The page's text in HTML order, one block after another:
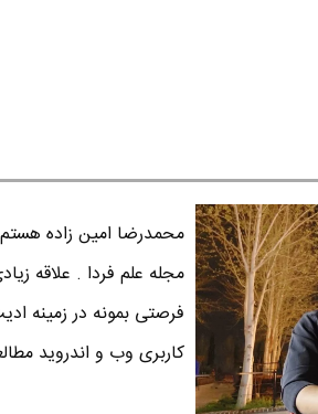
محمدرضا امين زاده
مجله علم فردا . علاقه
فرصتی بمونه در زمینه
کاربری وب و اندروید